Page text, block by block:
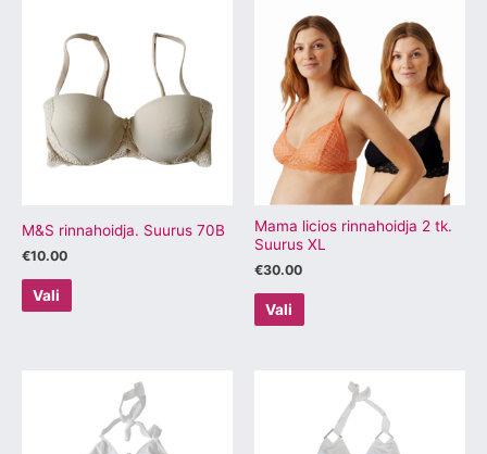
M&S rinnahoidja. Suurus 70B
€10.00
Vali
tootel
mitu
varianti.
Valikuid
saab
tootelehel.
Mama licios rinnahoidja 2 tk.
Suurus XL
€30.00
Vali
tootel
on
mitu
varianti.
Valikuid
saab
tootelehel.
tootel